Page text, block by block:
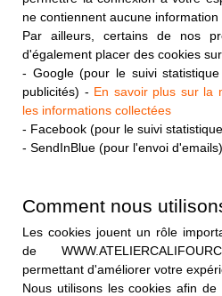
ne contiennent aucune information
Par ailleurs, certains de nos
d'également placer des cookies
- Google (pour le suivi
publicités) - En savoir plus sur la
les informations collectées
- Facebook (pour le suivi
- SendInBlue (pour l'envoi d'emails)
Comment nous
Les cookies jouent un rôle
de
permettant d'améliorer votre
Nous utilisons les cookies afin